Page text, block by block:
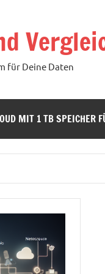
für Deine Daten
MIT 1 TB SPEICHER